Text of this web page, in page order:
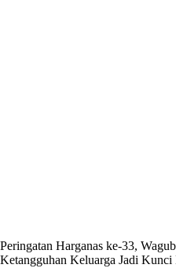
Peringatan Harganas ke-33,
Ketangguhan Keluarga Jadi